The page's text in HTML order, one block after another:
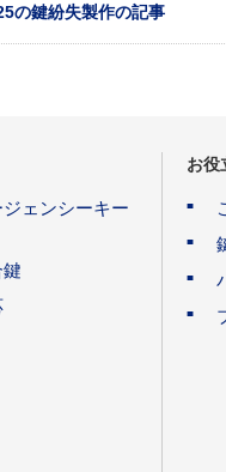
の鍵紛失製作の記事
ェンシーキー
お役